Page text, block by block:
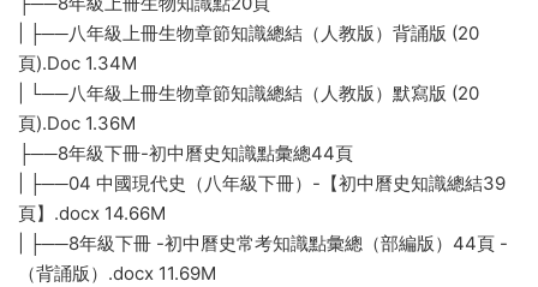
| ├──八年級上冊生物章節知識總結（人教版）背誦版 (20
頁).Doc 1.34M
| └──八年級上冊生物章節知識總結（人教版）默寫版 (20
頁).Doc 1.36M
├──8年級下冊-初中曆史知識點彙總44頁
| ├──04 中國現代史（八年級下冊）-【初中曆史知識總結39
頁】.docx 14.66M
| ├──8年級下冊 -初中曆史常考知識點彙總（部編版）44頁 -
（背誦版）.docx 11.69M